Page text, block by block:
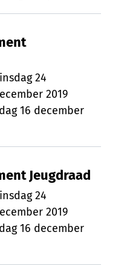
24
2019
16 december
Jeugdraad
24
2019
16 december